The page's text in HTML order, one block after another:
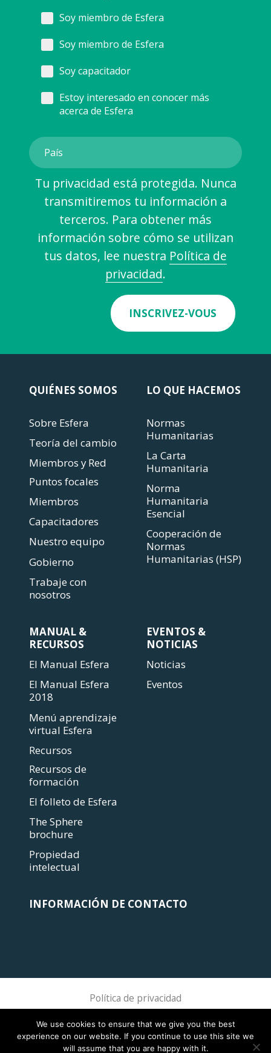
Soy miembro de Esfera
Soy miembro de Esfera
Soy capacitador
Estoy interesado en conocer más
acerca de Esfera
Tu privacidad está protegida. Nunca
transmitiremos tu información a
terceros. Para obtener más
información sobre cómo se utilizan
tus datos, lee nuestra Política de
privacidad.
INSCRIVEZ-VOUS
QUIÉNES SOMOS
Sobre Esfera
Teoría del cambio
Miembros y Red
Puntos focales
Miembros
Capacitadores
Nuestro equipo
Gobierno
Trabaje con
nosotros
LO QUE HACEMOS
Normas
Humanitarias
La Carta
Humanitaria
Norma
Humanitaria
Esencial
Cooperación de
Normas
Humanitarias (HSP)
MANUAL &
RECURSOS
El Manual Esfera
El Manual Esfera
2018
Menú aprendizaje
virtual Esfera
Recursos
Recursos de
formación
El folleto de Esfera
The Sphere
brochure
Propiedad
intelectual
EVENTOS &
NOTICIAS
Noticias
Eventos
INFORMACIÓN DE CONTACTO
Política de privacidad
We use cookies to ensure that we give you the best
experience on our website. If you continue to use this site we
will assume that you are happy with it.